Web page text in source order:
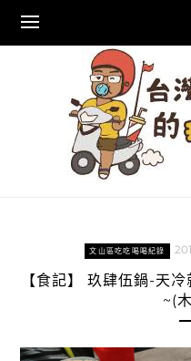
content
文山區吃吃喝喝紀錄
【食記】 玖肆伍鍋-天
~(